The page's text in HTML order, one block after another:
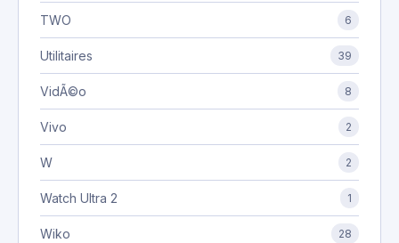
TWO 6
Utilitaires 39
VidÃ©o 8
Vivo 2
W 2
Watch Ultra 2 1
Wiko 28